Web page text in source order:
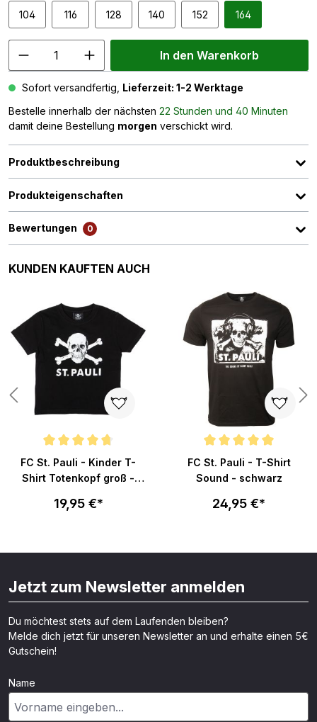
104 116 128 140 152 164
In den Warenkorb
Sofort versandfertig, Lieferzeit: 1-2 Werktage
Bestelle innerhalb der nächsten 22 Stunden und 40 Minuten
damit deine Bestellung morgen verschickt wird.
Produktbeschreibung
Produkteigenschaften
Bewertungen 0
Produktgalerie überspringen
KUNDEN KAUFTEN AUCH
von 5 Sternen
Durchschnittliche Bewertung von 4.8 von 5 Sternen
FC St. Pauli - Kinder T-
Shirt Totenkopf groß -
19,95 €*
Durchschnittliche Bewertung
FC St. Pauli - T-Shirt
Sound - schwarz
24,95 €*
Jetzt zum Newsletter anmelden
Du möchtest stets auf dem Laufenden bleiben?
Melde dich jetzt für unseren Newsletter an und erhalte einen 5€
Gutschein!
Name